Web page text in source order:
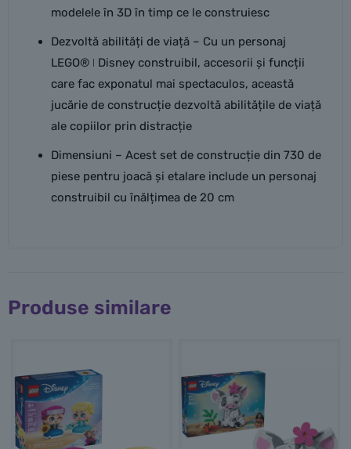
modelele în 3D în timp ce le construiesc
Dezvoltă abilități de viață – Cu un personaj
LEGO® ǀ Disney construibil, accesorii și funcții
care fac exponatul mai spectaculos, această
jucărie de construcție dezvoltă abilitățile de viață
ale copiilor prin distracție
Dimensiuni – Acest set de construcție din 730 de
piese pentru joacă și etalare include un personaj
construibil cu înălțimea de 20 cm
Produse similare